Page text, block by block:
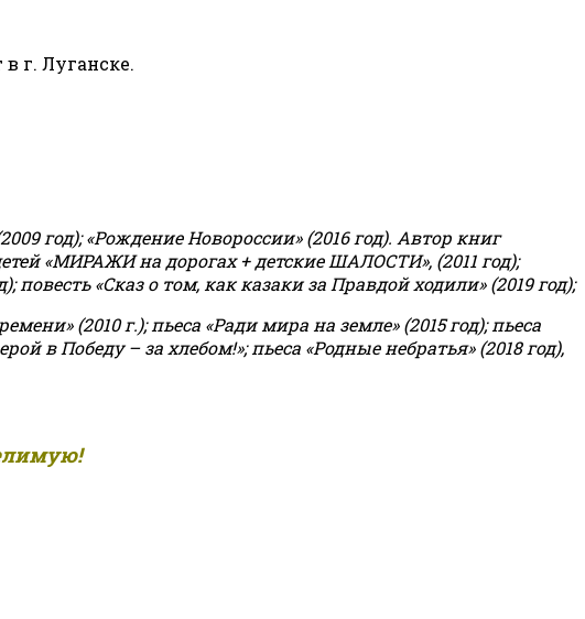
в г. Луганске.
год); «Рождение Новороссии» (2016 год). Автор книг
«МИРАЖИ на дорогах + детские ШАЛОСТИ», (2011 год);
повесть «Сказ о том, как казаки за Правдой ходили» (2019 год);
(2010 г.); пьеса «Ради мира на земле» (2015 год); пьеса
в Победу – за хлебом!»;пьеса «Родные небратья» (2018 год),